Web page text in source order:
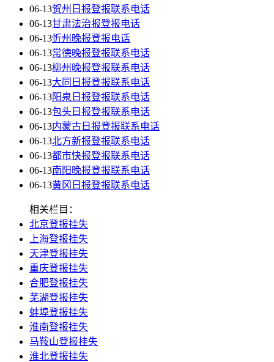
06-13贺州日报登报联系电话
06-13甘肃法治报登报电话
06-13忻州晚报登报电话
06-13常德晚报登报联系电话
06-13柳州晚报登报联系电话
06-13大同日报登报联系电话
06-13阳泉日报登报联系电话
06-13包头日报登报联系电话
06-13内蒙古日报登报联系电话
06-13北方新报登报联系电话
06-13都市快报登报联系电话
06-13南阳晚报登报联系电话
06-13黄冈日报登报联系电话
相关栏目：
北京登报挂失
上海登报挂失
天津登报挂失
重庆登报挂失
合肥登报挂失
芜湖登报挂失
蚌埠登报挂失
淮南登报挂失
马鞍山登报挂失
淮北登报挂失